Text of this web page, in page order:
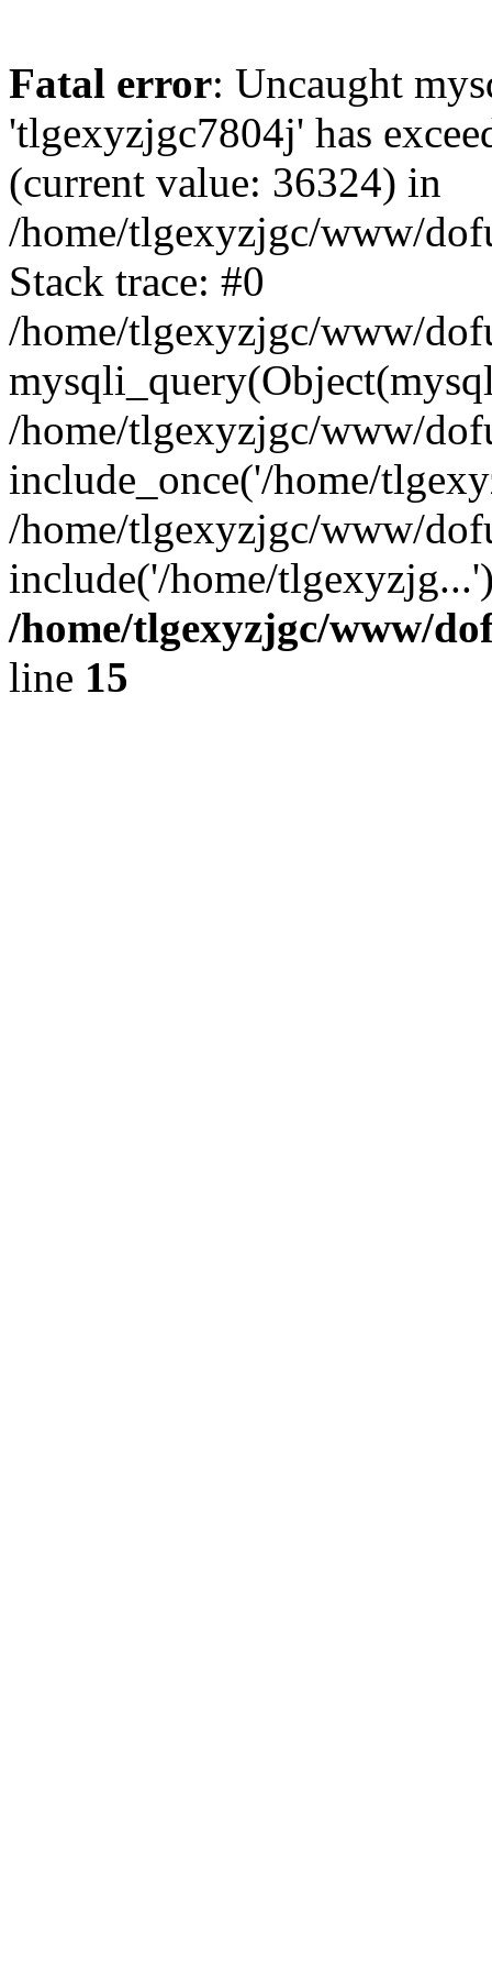
Fatal error: Uncaught
'tlgexyzjgc7804j' has
(current value: 36324) in
/home/tlgexyzjgc/www/
Stack trace: #0
/home/tlgexyzjgc/www/
/home/tlgexyzjgc/www/
include_once('/home/
/home/tlgexyzjgc/www/
include('/home/
/home/tlgexyzjgc/www/
line 15